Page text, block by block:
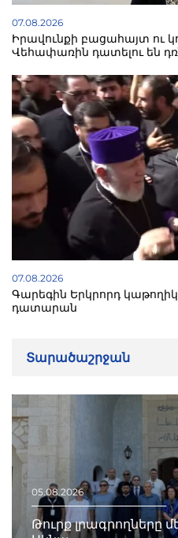
07.08.2026
Իրավունքի բացահայտ ու
Վեհափառին դատելու են
07.08.2026
Գարեգին Երկրորդ
դատարան
Տարածաշրջան
05.08.2026
Թուրք լրագրողները